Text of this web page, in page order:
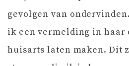
gevolgen van
ik een vermelding in haar
huisarts laten maken. Dit